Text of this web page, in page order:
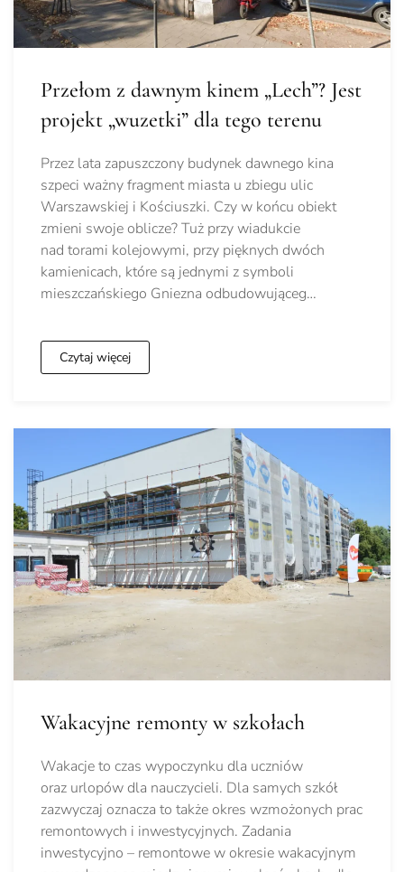
Przełom z dawnym kinem „Lech”? Jest
projekt „wuzetki” dla tego terenu
Przez lata zapuszczony budynek dawnego kina
szpeci ważny fragment miasta u zbiegu ulic
Warszawskiej i Kościuszki. Czy w końcu obiekt
zmieni swoje oblicze? Tuż przy wiadukcie
nad torami kolejowymi, przy pięknych dwóch
kamienicach, które są jednymi z symboli
mieszczańskiego Gniezna odbudowująceg…
Czytaj więcej
Wakacyjne remonty w szkołach
Wakacje to czas wypoczynku dla uczniów
oraz urlopów dla nauczycieli. Dla samych szkół
zazwyczaj oznacza to także okres wzmożonych prac
remontowych i inwestycyjnych. Zadania
inwestycyjno – remontowe w okresie wakacyjnym